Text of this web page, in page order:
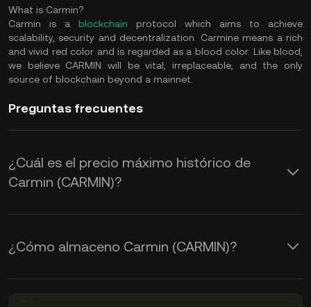
What is Carmin?
Carmin is a blockchain protocol which aims to achieve
scalability, security and decentralization. Carmine means a rich
and vivid red color and is regarded as a blood color. Like blood,
we believe CARMIN will be vital, irreplaceable, and the only
source of blockchain beyond a mainnet.
Preguntas frecuentes
¿Cuál es el precio máximo histórico de
Carmin (CARMIN)?
¿Cómo almaceno Carmin (CARMIN)?